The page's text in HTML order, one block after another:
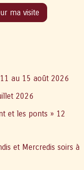
ma visite
au 15 août 2026
2026
et les ponts » 12
et Mercredis soirs à